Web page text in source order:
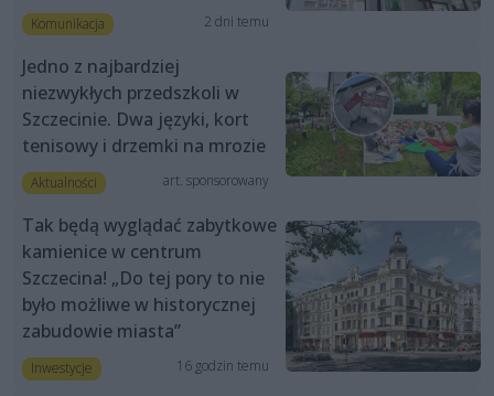
Komunikacja 2 dni temu
Jedno z najbardziej
niezwykłych przedszkoli w
Szczecinie. Dwa języki, kort
tenisowy i drzemki na mrozie
Aktualności art. sponsorowany
Tak będą wyglądać zabytkowe
kamienice w centrum
Szczecina! „Do tej pory to nie
było możliwe w historycznej
zabudowie miasta”
Inwestycje 16 godzin temu